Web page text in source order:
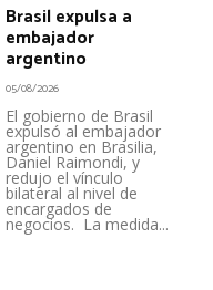
Brasil expulsa a
embajador
argentino
05/08/2026
El gobierno de Brasil
expulsó al embajador
argentino en Brasilia,
Daniel Raimondi, y
redujo el vínculo
bilateral al nivel de
encargados de
negocios. La medida...